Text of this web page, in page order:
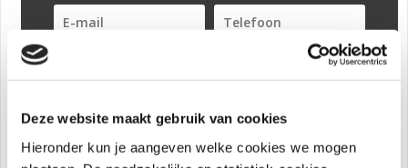
Deze website maakt gebruik van cookies
Hieronder kun je aangeven welke cookies we mogen
Inschrijven!